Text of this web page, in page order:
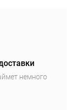
немного